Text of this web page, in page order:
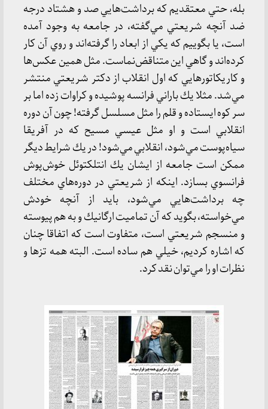
بله، حتي معتقديم كه برداشت‌هايي صد و هشتاد درجه
ضد آنچه شريعتي مي‌گفته، در جامعه به وجود آمده
است، يا بگوييم كه يكي از ابعاد را گرفته‌اند و روي آن كار
كرده‌اند و گاهي اين متناقض‌نماست. مثل همين عكس‌ها
و كاريكاتورهايي كه اول انقلاب از دكتر شريعتي منتشر
مي‌شد. مثلا يك باراني فرانسه پوشيده و كراوات زده اما بر
سر كوه ايستاده و قلم را مثل مسلسل گرفته! چون آن دوره
انقلابي است و او مثل عيسي مسيح كه در آفريقا
سياه‌پوست مي‌شود، انقلابي مي‌شود! در يك شرايط ديگر
ممكن است جامعه از ايشان يك انتلكتوئل خوش‌پوش
فرانسوي بسازد. اينكه از شريعتي در دوره‌هاي مختلف
چه برداشت‌هايي مي‌شود، بايد از آنچه خودش
مي‌خواسته، بگويد كه آن تماميت ارگانيك و به هم پيوسته
و منسجم شريعتي است، متفاوت است كه اتفاقا چنان
كه اشاره كرديم، خيلي هم ساده است. البته همه تزها و
نظرات او را مي‌توان نقد كرد.